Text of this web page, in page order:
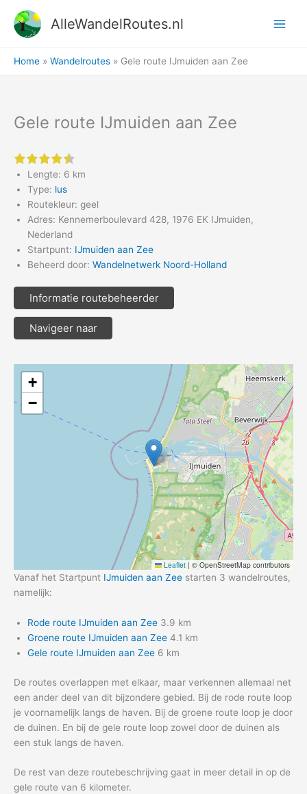
naar
AlleWandelRoutes.nl
Home Wandelroutes Gele route IJmuiden aan Zee
Gele route IJmuiden aan Zee
Lengte: 6 km
Type: lus
Routekleur: geel
Adres: Kennemerboulevard 428, 1976 EK IJmuiden,
Nederland
Startpunt: IJmuiden aan Zee
Beheerd door: Wandelnetwerk Noord-Holland
Informatie routebeheerder
Navigeer naar
+
−
Leaflet | © OpenStreetMap contributors
Vanaf het Startpunt IJmuiden aan Zee starten 3 wandelroutes,
namelijk:
Rode route IJmuiden aan Zee 3.9 km
Groene route IJmuiden aan Zee 4.1 km
Gele route IJmuiden aan Zee 6 km
De routes overlappen met elkaar, maar verkennen allemaal net
een ander deel van dit bijzondere gebied. Bij de rode route loop
je voornamelijk langs de haven. Bij de groene route loop je door
de duinen. En bij de gele route loop zowel door de duinen als
een stuk langs de haven.
De rest van deze routebeschrijving gaat in meer detail in op de
gele route van 6 kilometer.